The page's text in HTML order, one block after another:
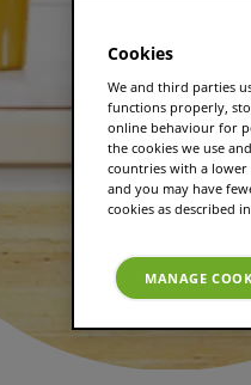
Cookies
We and third parties
functions properly,
online behaviour for
the cookies we use
countries with a lower
and you may have
cookies as described
MANAGE